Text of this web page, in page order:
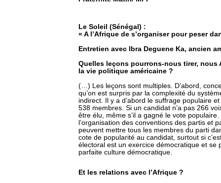
Le Soleil (Sénégal) :
« A l’Afrique de s’organiser pour peser
Entretien avec Ibra Deguene Ka, ancien
Quelles leçons pourrons-nous tirer, nous
la vie politique américaine ?
(…) Les leçons sont multiples. D’abord,
qu’on est surpris par la complexité du
indirect. Il y a d’abord le suffrage populaire
538 membres. Si un candidat n’a pas 266
être élu, même s’il a gagné le vote
l’organisation des conventions des partis et
peuvent mettre tous les membres du parti
cote de popularité au candidat, surtout si
électoral est un exercice démocratique et se
parfaite culture démocratique.
Et les relations avec l’Afrique ?